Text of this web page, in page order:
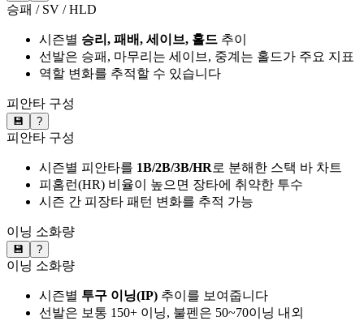
승패 / SV / HLD
시즌별 승리, 패배, 세이브, 홀드 추이
선발은 승패, 마무리는 세이브, 중계는 홀드가 주요 지표
역할 변화를 추적할 수 있습니다
피안타 구성
💾 ?
피안타 구성
시즌별 피안타를 1B/2B/3B/HR로 분해한 스택 바 차트
피홈런(HR) 비율이 높으면 장타에 취약한 투수
시즌 간 피장타 패턴 변화를 추적 가능
이닝 소화량
💾 ?
이닝 소화량
시즌별 투구 이닝(IP) 추이를 보여줍니다
선발은 보통 150+ 이닝, 불펜은 50~70이닝 내외